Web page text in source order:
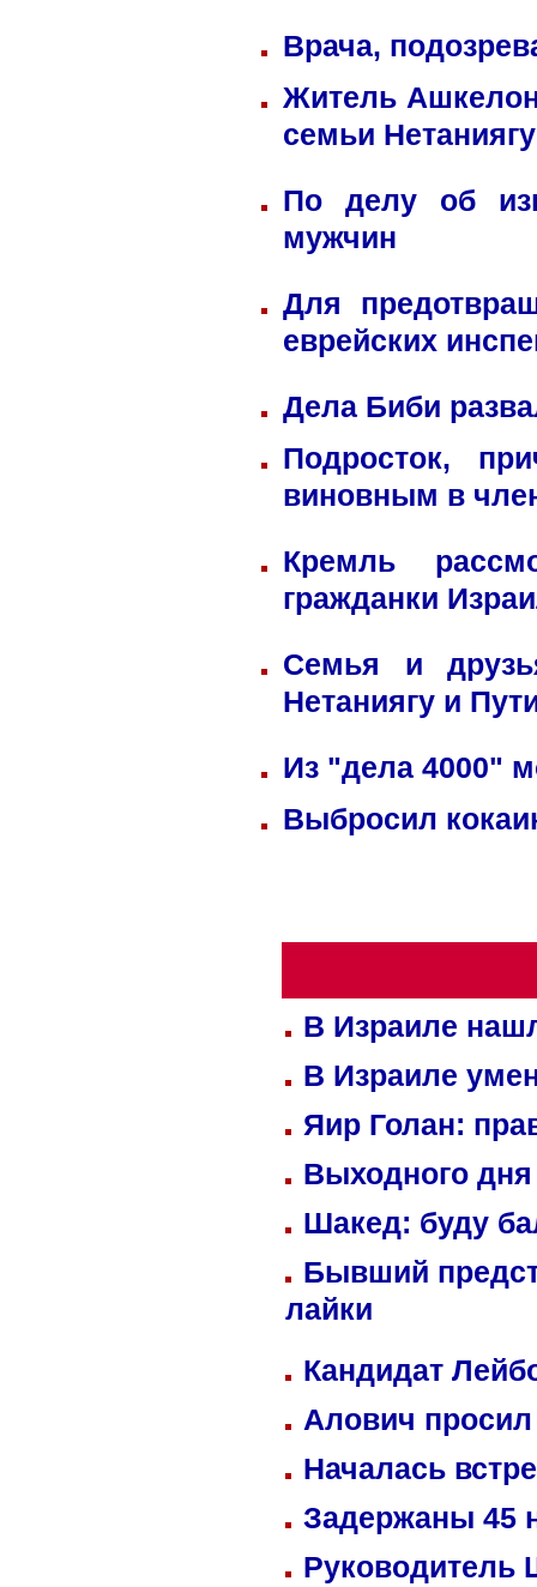
Врача,
Житель
семьи Нетаниягу
По делу об
мужчин
Для
еврейских
Дела Биби
Подросток,
виновным в
Кремль
гражданки
Семья и
Нетаниягу и
Из "дела 4000"
Выбросил
В Израиле
В Израиле
Яир Голан:
Выходного
Шакед: буду
Бывший
лайки
Кандидат
Алович просил
Началась
Задержаны 45
Руководитель